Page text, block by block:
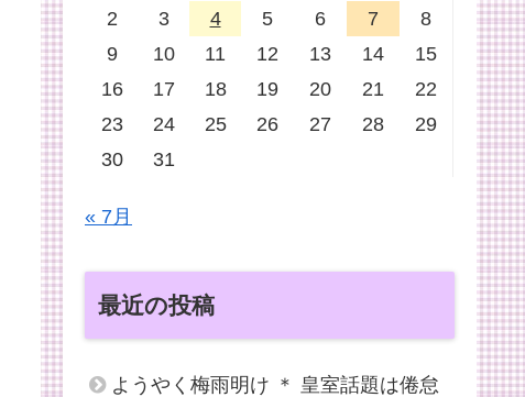
2
3 4 5 6 7
8
9
10 11 12 13 14
15
16
17 18 19 20 21
22
23
24 25 26 27 28
29
30
31
« 7月
最近の投稿
ようやく梅雨明け ＊ 皇室話題は倦怠